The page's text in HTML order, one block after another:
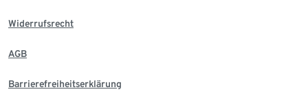
Widerrufsrecht
AGB
Barrierefreiheitserklärung